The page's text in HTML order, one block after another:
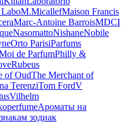
M.MicallefMaison Francis
Marc-Antoine BarroisMDCI
NasomattoNishaneNobile
Orto ParisiParfums
de ParfumPhilly &
Rubeus
of OudThe Merchant of
TerenziTom FordV
Vilhelm
Ароматы на
зодиак